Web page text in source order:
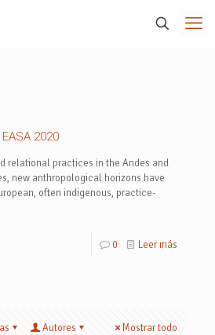
2020
relational practices in the Andes and
new anthropological horizons have
often indigenous, practice-
0 Leer más
Autores Mostrar todo